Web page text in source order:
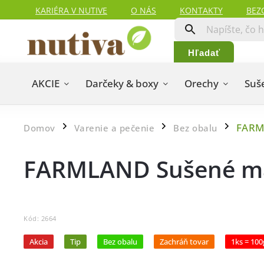
KARIÉRA V NUTIVE O NÁS KONTAKTY
HODNOTENIA ZÁKAZNÍKOV
MAPA SERVERU
Hľadať
AKCIE Darčeky & boxy Orechy
Domov / Varenie a pečenie / Bez obalu /
FARMLAND Sušené
Kód: 2664
Akcia Tip Bez obalu Zachráň tovar 1ks =